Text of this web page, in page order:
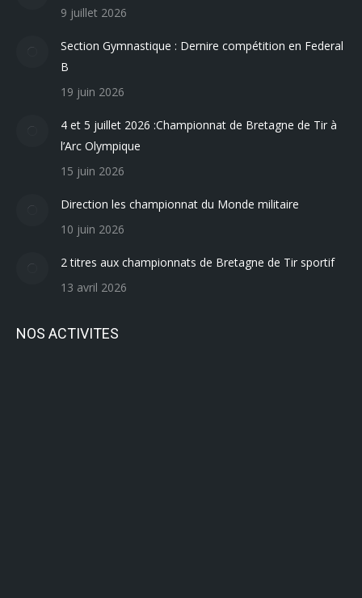
9 juillet 2026
Section Gymnastique : Dernire compétition en Federal
B
19 juin 2026
4 et 5 juillet 2026 :Championnat de Bretagne de Tir à
l’Arc Olympique
15 juin 2026
Direction les championnat du Monde militaire
10 juin 2026
2 titres aux championnats de Bretagne de Tir sportif
13 avril 2026
NOS ACTIVITES